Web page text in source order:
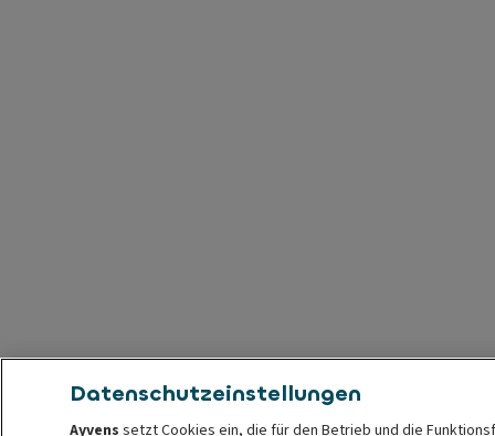
Datenschutzeinstellungen
Ayvens setzt Cookies ein, die für den Betrieb und die